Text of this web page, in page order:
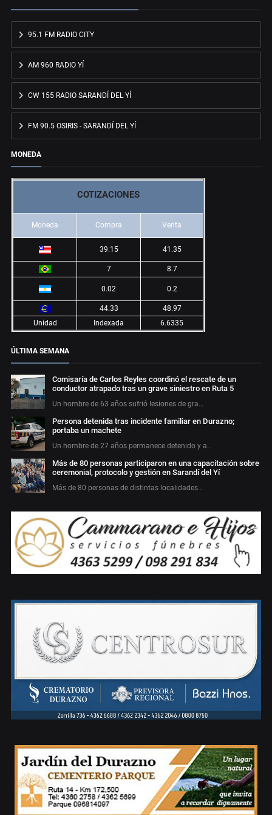
95.1 FM RADIO CITY
AM 960 RADIO YÍ
CW 155 RADIO SARANDÍ DEL YÍ
FM 90.5 OSIRIS - SARANDÍ DEL YÍ
MONEDA
COTIZACIONES
Moneda Compra Venta
39.15 41.35
7 8.7
0.02 0.2
44.33
48.97
Unidad
Indexada 6.6335
ÚLTIMA SEMANA
Comisaría de Carlos Reyles coordinó el rescate de un
conductor atrapado tras un grave siniestro en Ruta 5
Un hombre de 63 años sufrió lesiones de gra…
Persona detenida tras incidente familiar en Durazno;
portaba un machete
Un hombre de 27 años permanece detenido y a…
Más de 80 personas participaron en una capacitación sobre
ceremonial, protocolo y gestión en Sarandí del Yí
Más de 80 personas de distintas localidades…